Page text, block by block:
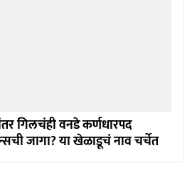
गिलचंही वनडे कर्णधारपद
जागा? या खेळाडूचं नाव चर्चेत